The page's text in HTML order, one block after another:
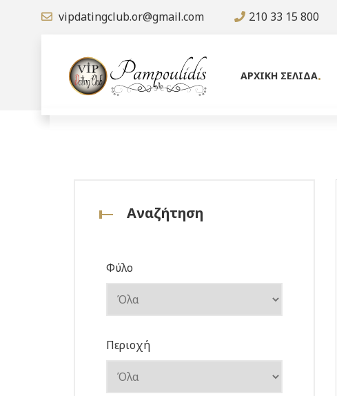
vipdatingclub.or@gmail.com 210 33 15 800
ΑΡΧΙΚΗ ΣΕΛΙΔΑ
Αναζήτηση
Φύλο
Περιοχή